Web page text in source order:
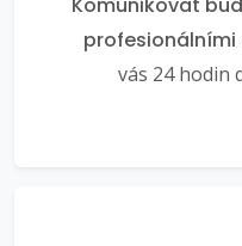
vás 24 hodin